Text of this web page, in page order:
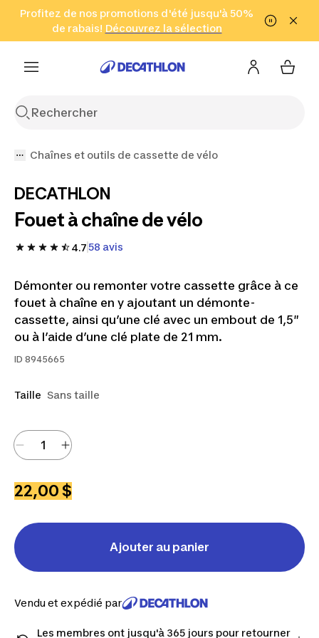
Aller à la recherche Aller au contenu Aller au pied de
Profitez de nos promotions d'été jusqu'à 50%
de rabais! Découvrez la sélection
Cliquez ici
en seulement 2 h!
(Zones sélectionnées)
Chaînes et outils de cassette de vélo
DECATHLON
Fouet à chaîne de vélo
4.758 avis
Démonter ou remonter votre cassette grâce à ce
fouet à chaîne en y ajoutant un démonte-
cassette, ainsi qu’une clé avec un embout de 1,5″
ou à l’aide d’une clé plate de 21 mm.
ID 8945665
Taille Sans taille
22,00 $
Ajouter au panier
Vendu et expédié par
Les membres ont jusqu'à 365 jours pour retourner